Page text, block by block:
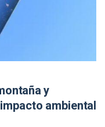
y
ambiental